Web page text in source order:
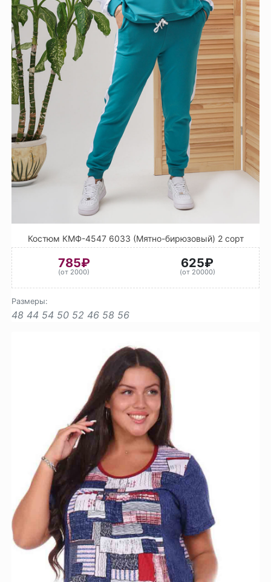
Костюм КМФ-4547 6033 (Мятно-бирюзовый) 2 сорт
785₽
(от 2000)
625₽
(от 20000)
Размеры:
48 44 54 50 52 46 58 56